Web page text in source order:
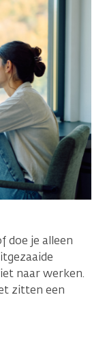
doe je alleen
naar werken.
zitten een